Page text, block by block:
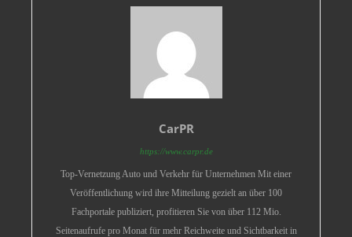
CarPR
https://www.carpr.de
Top-Vernetzung Auto und Verkehr für Unternehmen Mit einer
Veröffentlichung wird ihre Mitteilung gezielt an über 100
Fachportale publiziert, profitieren Sie von über 112 Mio.
Seitenaufrufe pro Monat für mehr Reichweite und Sichtbarkeit in